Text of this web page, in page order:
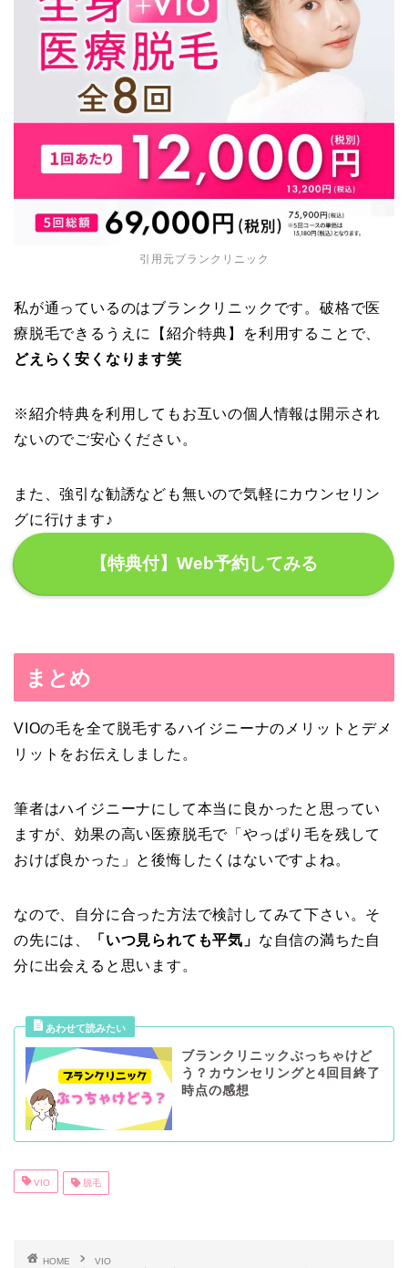
引用元ブランクリニック
私が通っているのはブランクリニックです。破格で医
療脱毛できるうえに【紹介特典】を利用することで、
どえらく安くなります笑
※紹介特典を利用してもお互いの個人情報は開示され
ないのでご安心ください。
また、強引な勧誘なども無いので気軽にカウンセリン
グに行けます♪
【特典付】Web予約してみる
まとめ
VIOの毛を全て脱毛するハイジニーナのメリットとデメ
リットをお伝えしました。
筆者はハイジニーナにして本当に良かったと思ってい
ますが、効果の高い医療脱毛で「やっぱり毛を残して
おけば良かった」と後悔したくはないですよね。
なので、自分に合った方法で検討してみて下さい。そ
の先には、
「いつ見られても平気」 な自信の満ちた自
分に出会えると思います。
ブランクリニックぶっちゃけど
う？カウンセリングと4回目終了
時点の感想
VIO 脱毛
HOME
VIO